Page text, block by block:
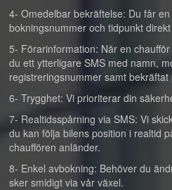
4- Omedelbar bekräftelse: Du får
bokningsnummer och tidpunkt
5- Förarinformation: När en
du ett ytterligare SMS med namn,
registreringsnummer samt bekräftat
6- Trygghet: Vi prioriterar din
7- Realtidsspårning via SMS: Vi
du kan följa bilens position i realtid
chauffören anländer.
8- Enkel avbokning: Behöver du
sker smidigt via vår växel.